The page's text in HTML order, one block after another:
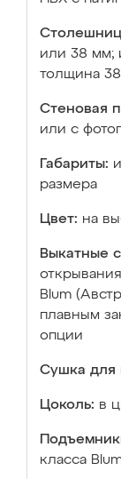
или 38 мм;
толщина
Стеновая
или с
Габариты:
размера
Цвет: на
Выкатные
Blum
плавным
опции
Сушка для
Цоколь: в
класса